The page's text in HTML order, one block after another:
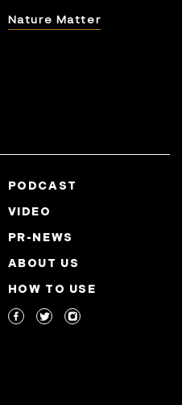
Nature Matter
PODCAST
VIDEO
PR-NEWS
ABOUT US
HOW TO USE